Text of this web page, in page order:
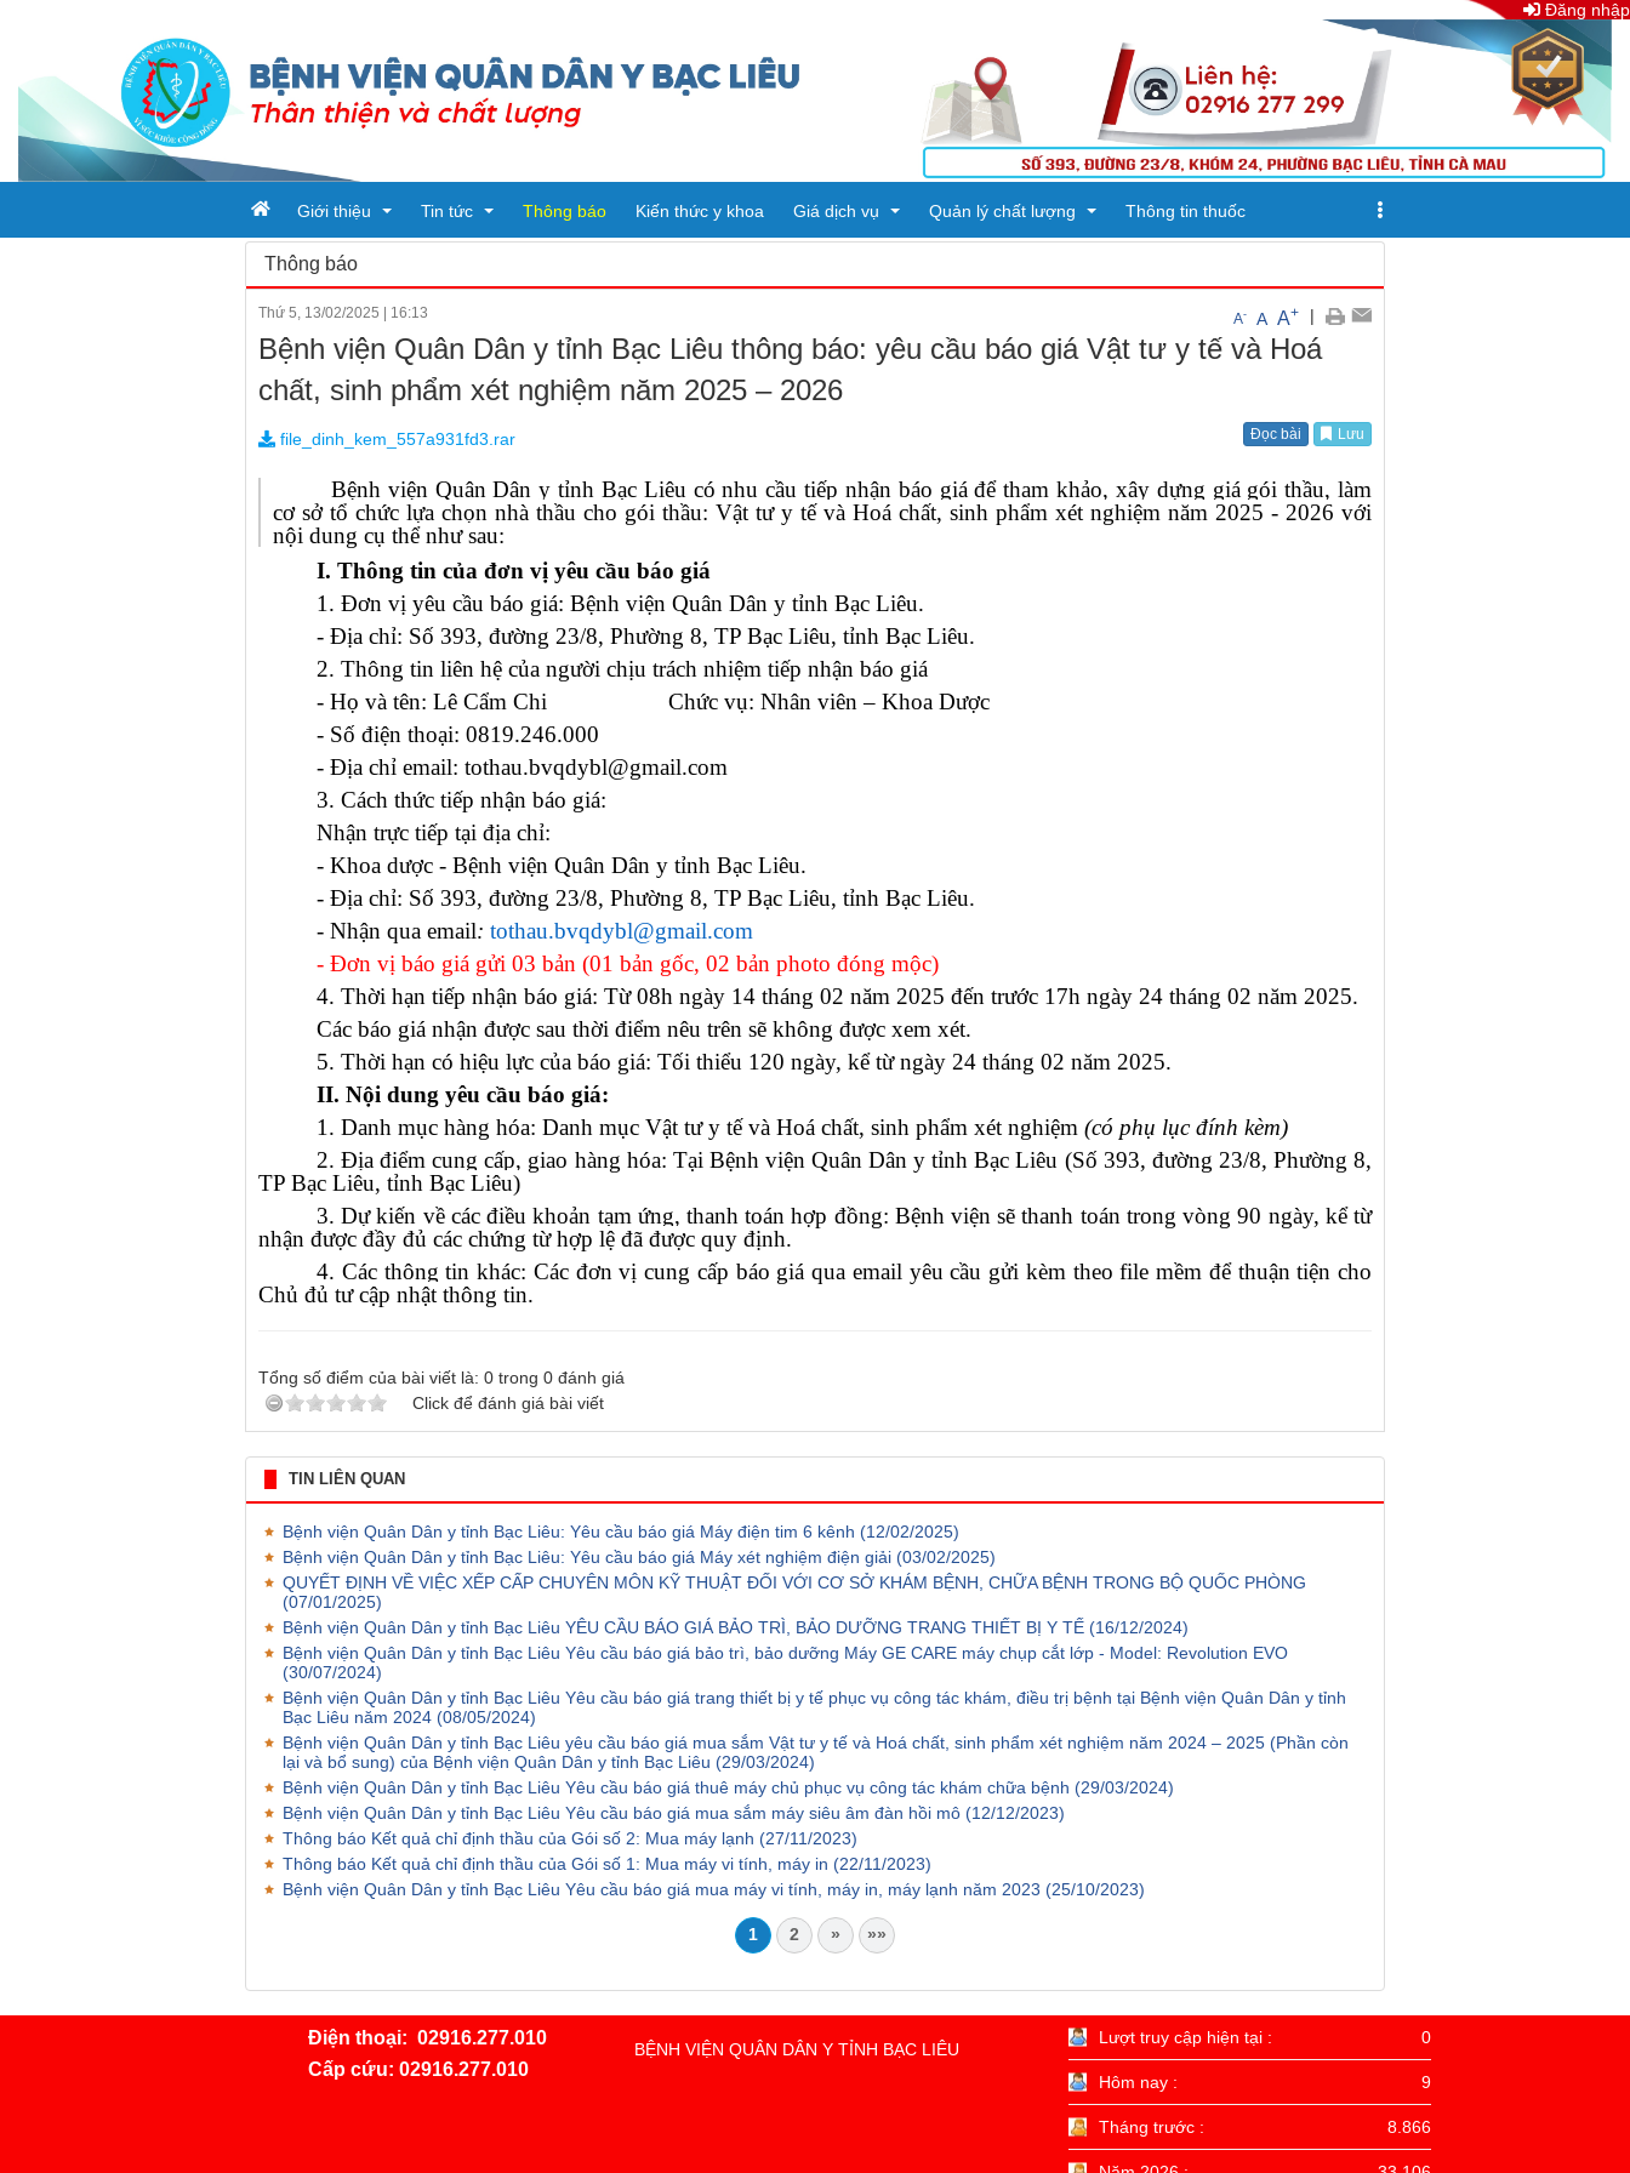
Đăng nhập
Giới thiệu
Tổ chức bệnh viện
PHÒNG TÀI CHÍNH - KẾ TOÁN
PHÒNG ĐIỀU DƯỠNG
PHÒNG ĐIỀU DƯỠNG
KHOA KHÁM BỆNH CẤP CỨU
KHOA Y học cổ truyền - Vật lý trị liệu - Phục hồi chức năng
KHOA CẬN LÂM SÀNG
KHOA KIỂM SOÁT NHIỄM KHUẨN
KHOA NGOẠI - SẢN
KHOA NỘI NHI NHIỄM
LIÊN CHUYÊN KHOA
Tin tức
Tin tức
Thông báo Kiến thức y khoa Giá dịch vụ Quản lý chất lượng Thông tin thuốc
Thông báo
Thứ 5, 13/02/2025 | 16:13 A- A A+ |
Bệnh viện Quân Dân y tỉnh Bạc Liêu thông báo: yêu cầu báo giá Vật tư y tế và Hoá
chất, sinh phẩm xét nghiệm năm 2025 – 2026
file_dinh_kem_557a931fd3.rar Đọc bài Lưu
Bệnh viện Quân Dân y tỉnh Bạc Liêu có nhu cầu tiếp nhận báo giá để tham khảo, xây dựng giá gói thầu, làm
cơ sở tổ chức lựa chọn nhà thầu cho gói thầu: Vật tư y tế và Hoá chất, sinh phẩm xét nghiệm năm 2025 - 2026 với
nội dung cụ thể như sau:
I. Thông tin của đơn vị yêu cầu báo giá
1. Đơn vị yêu cầu báo giá: Bệnh viện Quân Dân y tỉnh Bạc Liêu.
- Địa chỉ: Số 393, đường 23/8, Phường 8, TP Bạc Liêu, tỉnh Bạc Liêu.
2. Thông tin liên hệ của người chịu trách nhiệm tiếp nhận báo giá
- Họ và tên: Lê Cẩm Chi Chức vụ: Nhân viên – Khoa Dược
- Số điện thoại: 0819.246.000
- Địa chỉ email: tothau.bvqdybl@gmail.com
3. Cách thức tiếp nhận báo giá:
Nhận trực tiếp tại địa chỉ:
- Khoa dược - Bệnh viện Quân Dân y tỉnh Bạc Liêu.
- Địa chỉ: Số 393, đường 23/8, Phường 8, TP Bạc Liêu, tỉnh Bạc Liêu.
- Nhận qua email: tothau.bvqdybl@gmail.com
- Đơn vị báo giá gửi 03 bản (01 bản gốc, 02 bản photo đóng mộc)
4. Thời hạn tiếp nhận báo giá: Từ 08h ngày 14 tháng 02 năm 2025 đến trước 17h ngày 24 tháng 02 năm 2025.
Các báo giá nhận được sau thời điểm nêu trên sẽ không được xem xét.
5. Thời hạn có hiệu lực của báo giá: Tối thiểu 120 ngày, kể từ ngày 24 tháng 02 năm 2025.
II. Nội dung yêu cầu báo giá:
1. Danh mục hàng hóa: Danh mục Vật tư y tế và Hoá chất, sinh phẩm xét nghiệm (có phụ lục đính kèm)
2. Địa điểm cung cấp, giao hàng hóa: Tại Bệnh viện Quân Dân y tỉnh Bạc Liêu (Số 393, đường 23/8, Phường 8,
TP Bạc Liêu, tỉnh Bạc Liêu)
3. Dự kiến về các điều khoản tạm ứng, thanh toán hợp đồng: Bệnh viện sẽ thanh toán trong vòng 90 ngày, kể từ
nhận được đầy đủ các chứng từ hợp lệ đã được quy định.
4. Các thông tin khác: Các đơn vị cung cấp báo giá qua email yêu cầu gửi kèm theo file mềm để thuận tiện cho
Chủ đủ tư cập nhật thông tin.
Tổng số điểm của bài viết là: 0 trong 0 đánh giá
Click để đánh giá bài viết
TIN LIÊN QUAN
Bệnh viện Quân Dân y tỉnh Bạc Liêu: Yêu cầu báo giá Máy điện tim 6 kênh (12/02/2025)
Bệnh viện Quân Dân y tỉnh Bạc Liêu: Yêu cầu báo giá Máy xét nghiệm điện giải (03/02/2025)
QUYẾT ĐỊNH VỀ VIỆC XẾP CẤP CHUYÊN MÔN KỸ THUẬT ĐỐI VỚI CƠ SỞ KHÁM BỆNH, CHỮA BỆNH TRONG BỘ QUỐC PHÒNG
(07/01/2025)
Bệnh viện Quân Dân y tỉnh Bạc Liêu YÊU CẦU BÁO GIÁ BẢO TRÌ, BẢO DƯỠNG TRANG THIẾT BỊ Y TẾ (16/12/2024)
Bệnh viện Quân Dân y tỉnh Bạc Liêu Yêu cầu báo giá bảo trì, bảo dưỡng Máy GE CARE máy chụp cắt lớp - Model: Revolution EVO
(30/07/2024)
Bệnh viện Quân Dân y tỉnh Bạc Liêu Yêu cầu báo giá trang thiết bị y tế phục vụ công tác khám, điều trị bệnh tại Bệnh viện Quân Dân y tỉnh
Bạc Liêu năm 2024 (08/05/2024)
Bệnh viện Quân Dân y tỉnh Bạc Liêu yêu cầu báo giá mua sắm Vật tư y tế và Hoá chất, sinh phẩm xét nghiệm năm 2024 – 2025 (Phần còn
lại và bổ sung) của Bệnh viện Quân Dân y tỉnh Bạc Liêu (29/03/2024)
Bệnh viện Quân Dân y tỉnh Bạc Liêu Yêu cầu báo giá thuê máy chủ phục vụ công tác khám chữa bệnh (29/03/2024)
Bệnh viện Quân Dân y tỉnh Bạc Liêu Yêu cầu báo giá mua sắm máy siêu âm đàn hồi mô (12/12/2023)
Thông báo Kết quả chỉ định thầu của Gói số 2: Mua máy lạnh (27/11/2023)
Thông báo Kết quả chỉ định thầu của Gói số 1: Mua máy vi tính, máy in (22/11/2023)
Bệnh viện Quân Dân y tỉnh Bạc Liêu Yêu cầu báo giá mua máy vi tính, máy in, máy lạnh năm 2023 (25/10/2023)
1 2 » »»
Điện thoại: 02916.277.010
Cấp cứu:02916.277.010
BỆNH VIỆN QUÂN DÂN Y TỈNH BẠC LIÊU
Lượt truy cập hiện tại : 0
Hôm nay : 9
Tháng trước : 8.866